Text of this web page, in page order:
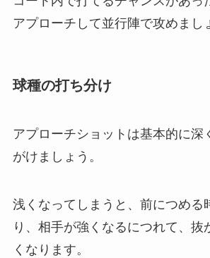
アプローチして並行陣で攻めまし
球種の打ち分け
アプローチショットは基本的に深
がけましょう。
浅くなってしまうと、前につめる
り、相手が強くなるにつれて、抜
くなります。